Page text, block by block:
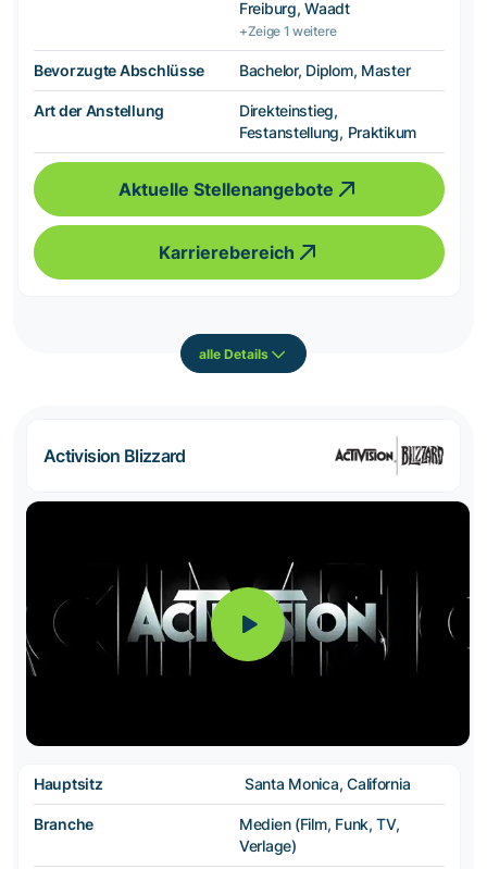
Freiburg, Waadt
+Zeige 1 weitere
Bevorzugte Abschlüsse Bachelor, Diplom, Master
Art der Anstellung
Direkteinstieg,
Festanstellung, Praktikum
Aktuelle Stellenangebote
Karrierebereich
alle Details
Activision Blizzard
Hauptsitz Santa Monica, California
Branche
Medien (Film, Funk, TV,
Verlage)